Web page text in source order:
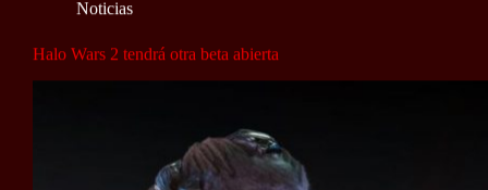
Noticias
Halo Wars 2 tendrá otra beta abierta